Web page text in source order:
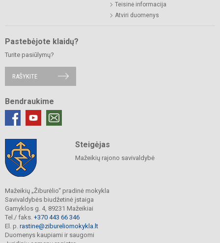
Teisinė informacija
Atviri duomenys
Pastebėjote klaidų?
Turite pasiūlymų?
RAŠYKITE
Bendraukime
Steigėjas
Mažeikių rajono savivaldybė
Mažeikių „Žiburėlio“ pradinė mokykla
Savivaldybės biudžetinė įstaiga
Gamyklos g. 4, 89231 Mažeikiai
Tel./ faks. +370 443 66 346
El. p. rastine@zibureliomokykla.lt
Duomenys kaupiami ir saugomi